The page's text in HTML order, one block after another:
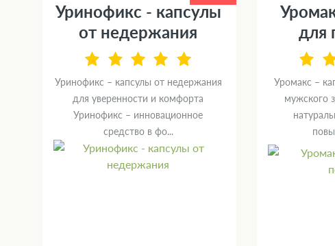
Уринофикс - капсулы
от недержания
Уринофикс – капсулы от недержания
для уверенности и комфорта
Уринофикс – инновационное
средство в фо...
для
Уромакс –
мужского